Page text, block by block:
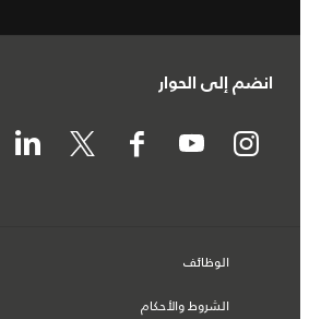
انضم إلى الحوار
الوظائف
الشروط والأحكام